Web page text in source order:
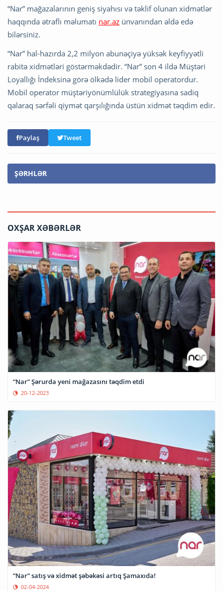
“Nar” mağazalarının geniş siyahısı və təklif olunan xidmətlər
haqqında ətraflı məlumatı nar.az ünvanından əldə edə
bilərsiniz.
“Nar” hal-hazırda 2,2 milyon abunəçiyə yüksək keyfiyyətli
rabitə xidmətləri göstərməkdədir. “Nar” son 4 ildə Müştəri
Loyallığı İndeksinə görə ölkədə lider mobil operatordur.
Mobil operator müştəriyönümlülük strategiyasına sadiq
qalaraq sərfəli qiymət qarşılığında üstün xidmət təqdim edir.
Paylaş Tweet
ŞƏRHLƏR
OXŞAR XƏBƏRLƏR
“Nar” Şərurda yeni mağazasını təqdim etdi
20-12-2023
“Nar” satış və xidmət şəbəkəsi artıq Şamaxıda!
02-04-2024